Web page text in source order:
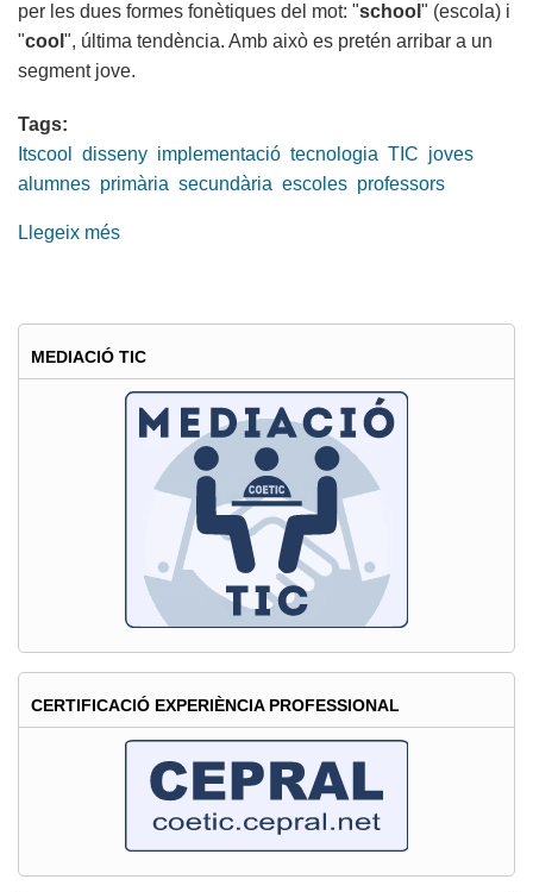
per les dues formes fonètiques del mot: "school " (escola) i
"cool ", última tendència. Amb això es pretén arribar a un
segment jove.
Tags:
Itscool
disseny implementació tecnologia TIC joves
alumnes primària secundària escoles professors
Llegeix més
en
el
disseny
implementació
ITSCOOL
MEDIACIÓ TIC
CERTIFICACIÓ EXPERIÈNCIA PROFESSIONAL